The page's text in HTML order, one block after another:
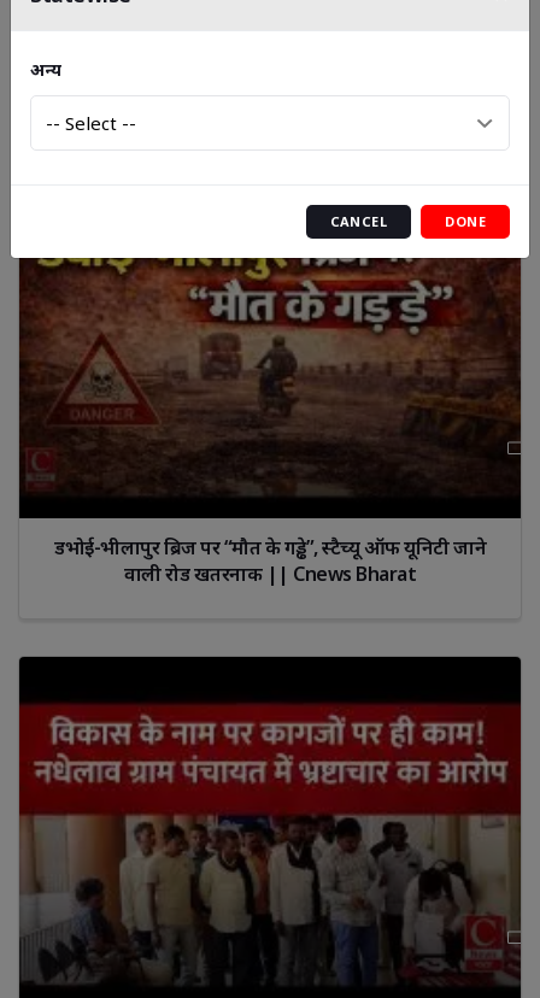
डभोई-भीलापुर ब्रिज पर “मौत के गड्ढे”, स्टैच्यू ऑफ यूनिटी जाने
वाली रोड खतरनाक || Cnews Bharat
अन्य
CANCEL DONE